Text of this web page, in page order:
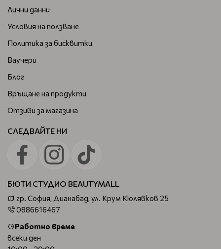
Лични данни
Условия на ползване
Политика за бисквитки
Ваучери
Блог
Връщане на продукти
Отзиви за магазина
СЛЕДВАЙТЕ НИ
БЮТИ СТУДИО BEAUTYMALL
гр. София, Дианабад, ул. Крум Кюлявков 25
0886616467
Работно време
всеки ден